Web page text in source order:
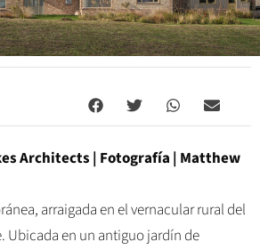
Architects | Fotografía | Matthew
arraigada en el vernacular rural del
Ubicada en un antiguo jardín de